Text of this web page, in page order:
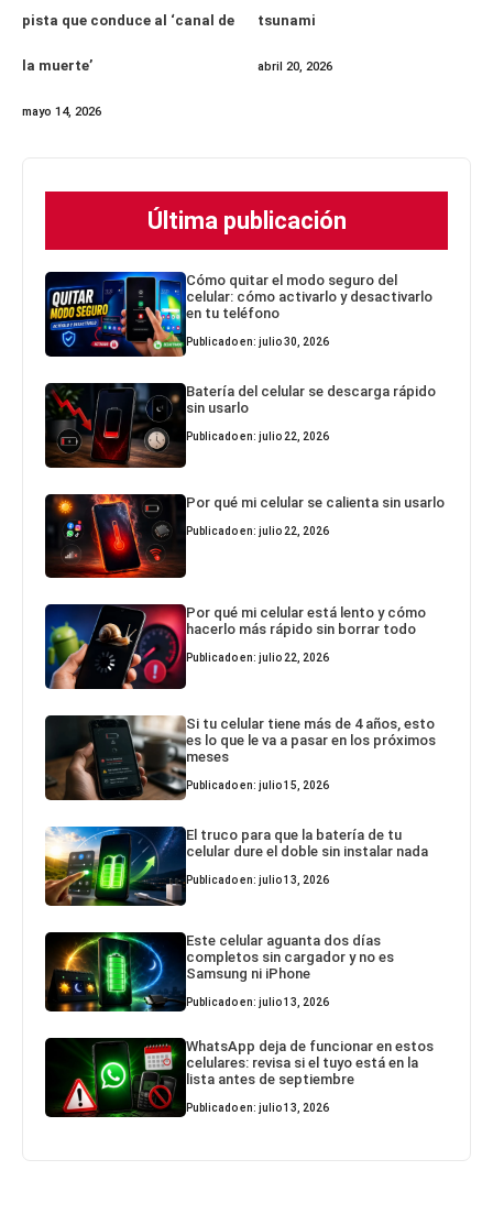
pista que conduce al ‘canal de
la muerte’
mayo 14, 2026
tsunami
abril 20, 2026
Última publicación
Cómo quitar el modo seguro del
celular: cómo activarlo y desactivarlo
en tu teléfono
Publicado en: julio 30, 2026
Batería del celular se descarga rápido
sin usarlo
Publicado en: julio 22, 2026
Por qué mi celular se calienta sin usarlo
Publicado en: julio 22, 2026
Por qué mi celular está lento y cómo
hacerlo más rápido sin borrar todo
Publicado en: julio 22, 2026
Si tu celular tiene más de 4 años, esto
es lo que le va a pasar en los próximos
meses
Publicado en: julio 15, 2026
El truco para que la batería de tu
celular dure el doble sin instalar nada
Publicado en: julio 13, 2026
Este celular aguanta dos días
completos sin cargador y no es
Samsung ni iPhone
Publicado en: julio 13, 2026
WhatsApp deja de funcionar en estos
celulares: revisa si el tuyo está en la
lista antes de septiembre
Publicado en: julio 13, 2026